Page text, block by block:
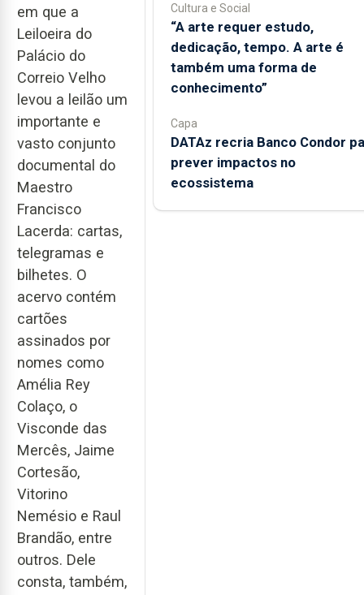
em que a
Leiloeira do
Palácio do
Correio Velho
levou a leilão um
importante e
vasto conjunto
documental do
Maestro
Francisco
Lacerda: cartas,
telegramas e
bilhetes. O
acervo contém
cartões
assinados por
nomes como
Amélia Rey
Colaço, o
Visconde das
Mercês, Jaime
Cortesão,
Vitorino
Nemésio e Raul
Brandão, entre
outros. Dele
consta, também,
Cultura e Social
“A arte requer estudo,
dedicação, tempo. A arte é
também uma forma de
conhecimento”
Capa
DATAz recria Banco Condor
prever impactos no
ecossistema